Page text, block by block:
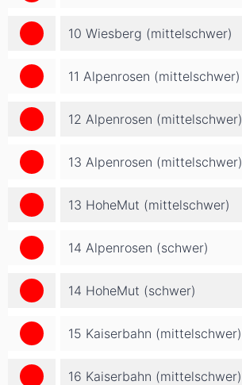
10 Wiesberg (mittelschwer)
11 Alpenrosen (mittelschwer)
12 Alpenrosen (mittelschwer)
13 Alpenrosen (mittelschwer)
13 HoheMut (mittelschwer)
14 Alpenrosen (schwer)
14 HoheMut (schwer)
15 Kaiserbahn (mittelschwer)
16 Kaiserbahn (mittelschwer)